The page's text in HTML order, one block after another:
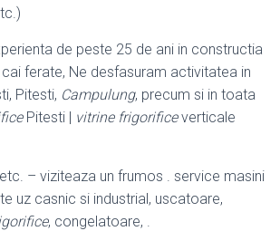
de peste 25 de ani in constructia
ferate, Ne desfasuram activitatea in
Pitesti, Campulung, precum si in toata
Pitesti | vitrine frigorificeverticale
– viziteaza un frumos . service masini
uz casnic si industrial, uscatoare,
, congelatoare, .